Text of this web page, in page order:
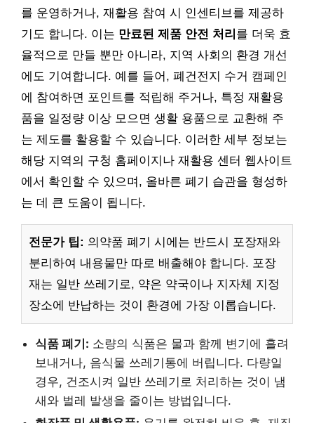
를 운영하거나, 재활용 참여 시 인센티브를 제공하
기도 합니다. 이는 만료된 제품 안전 처리 를 더욱 효
율적으로 만들 뿐만 아니라, 지역 사회의 환경 개선
에도 기여합니다. 예를 들어, 폐건전지 수거 캠페인
에 참여하면 포인트를 적립해 주거나, 특정 재활용
품을 일정량 이상 모으면 생활 용품으로 교환해 주
는 제도를 활용할 수 있습니다. 이러한 세부 정보는
해당 지역의 구청 홈페이지나 재활용 센터 웹사이트
에서 확인할 수 있으며, 올바른 폐기 습관을 형성하
는 데 큰 도움이 됩니다.
전문가 팁: 의약품 폐기 시에는 반드시 포장재와
분리하여 내용물만 따로 배출해야 합니다. 포장
재는 일반 쓰레기로, 약은 약국이나 지자체 지정
장소에 반납하는 것이 환경에 가장 이롭습니다.
식품 폐기: 소량의 식품은 물과 함께 변기에 흘려
보내거나, 음식물 쓰레기통에 버립니다. 다량일
경우, 건조시켜 일반 쓰레기로 처리하는 것이 냄
새와 벌레 발생을 줄이는 방법입니다.